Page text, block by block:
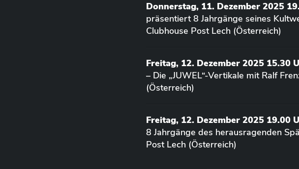
Donnerstag, 11. Dezember 2025
präsentiert 8 Jahrgänge seines
Clubhouse Post Lech (Österreich)
Freitag, 12. Dezember 2025 15.30
– Die „JUWEL“-Vertikale mit Ralf
(Österreich)
Freitag, 12. Dezember 2025 19.00
8 Jahrgänge des herausragenden
Post Lech (Österreich)